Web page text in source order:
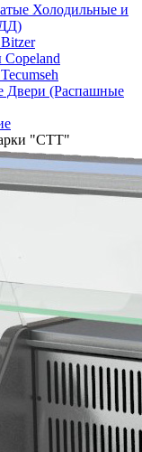
Холодильные и
Двери (Распашные
"СТТ"